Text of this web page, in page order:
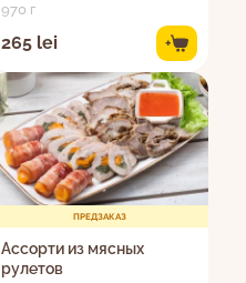
970 г
265 lei +
ПРЕДЗАКАЗ
Ассорти из мясных
рулетов